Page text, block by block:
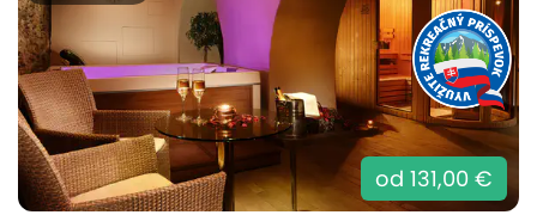
od 131,00 €